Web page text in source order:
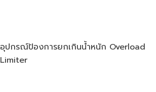
อุปกรณ์ป้องการยกเกินน้ำหนัก Overload
Limiter